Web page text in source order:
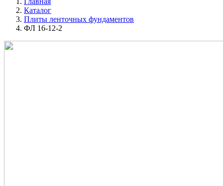
Каталог
Плиты ленточных фундаментов
ФЛ 16-12-2